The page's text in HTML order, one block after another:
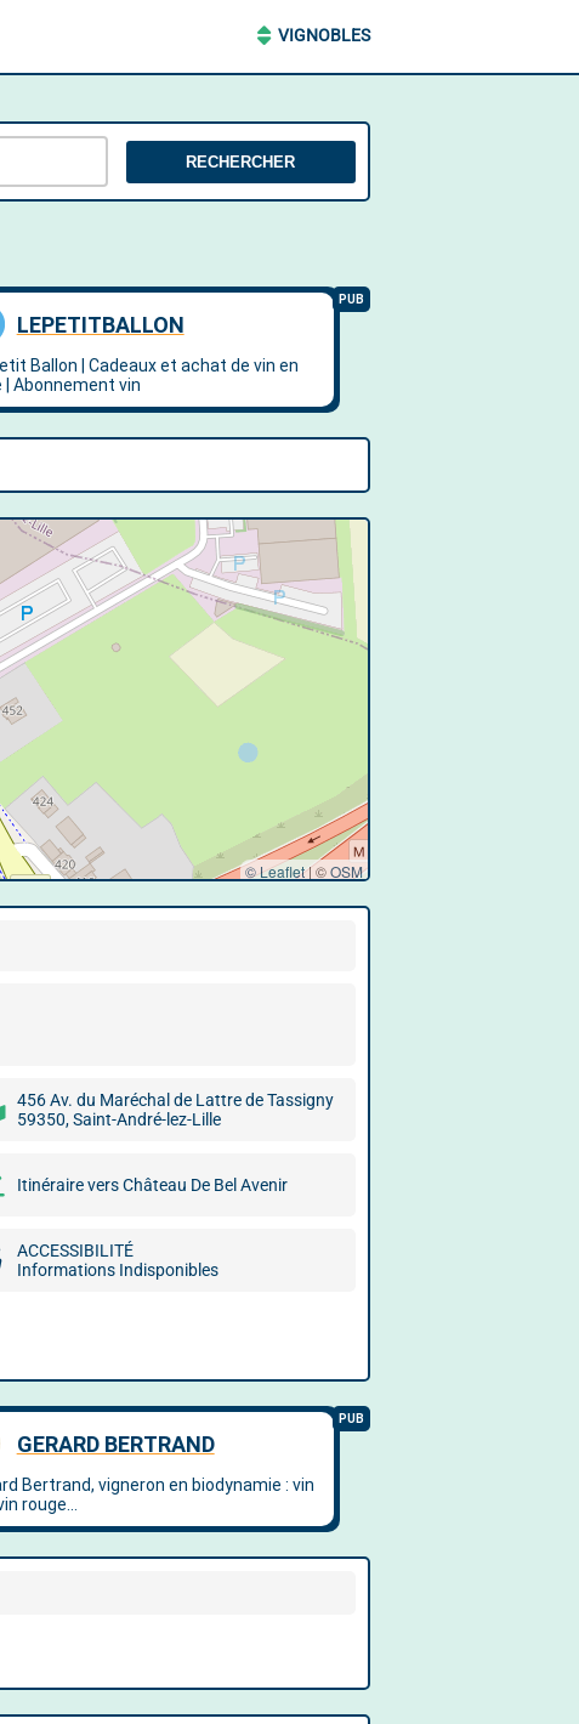
VIGNOBLES
RECHERCHER
© Leaflet|©OSM
456 Av. du Maréchal de Lattre de Tassigny
59350, Saint-André-lez-Lille
Itinéraire vers Château De Bel Avenir
ACCESSIBILITÉ
Informations Indisponibles